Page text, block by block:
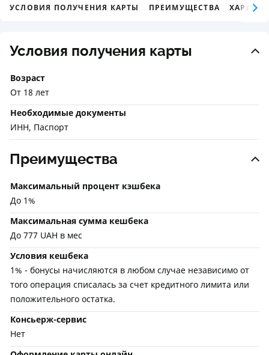
УСЛОВИЯ ПОЛУЧЕНИЯ КАРТЫ ПРЕИМУЩЕСТВА
Условия получения карты
Возраст
От 18 лет
Необходимые документы
ИНН, Паспорт
Преимущества
Максимальный процент кэшбека
До 1%
Максимальная сумма кешбека
До 777 UAH в мес
Условия кешбека
1% - бонусы начисляются в любом случае независимо от
того операция списалась за счет кредитного лимита или
положительного остатка.
Консьерж-сервис
Нет